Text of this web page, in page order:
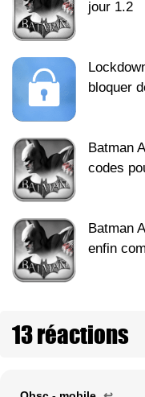
jour 1.2
bloquer
Batman
codes
Batman
enfin
13 réactions